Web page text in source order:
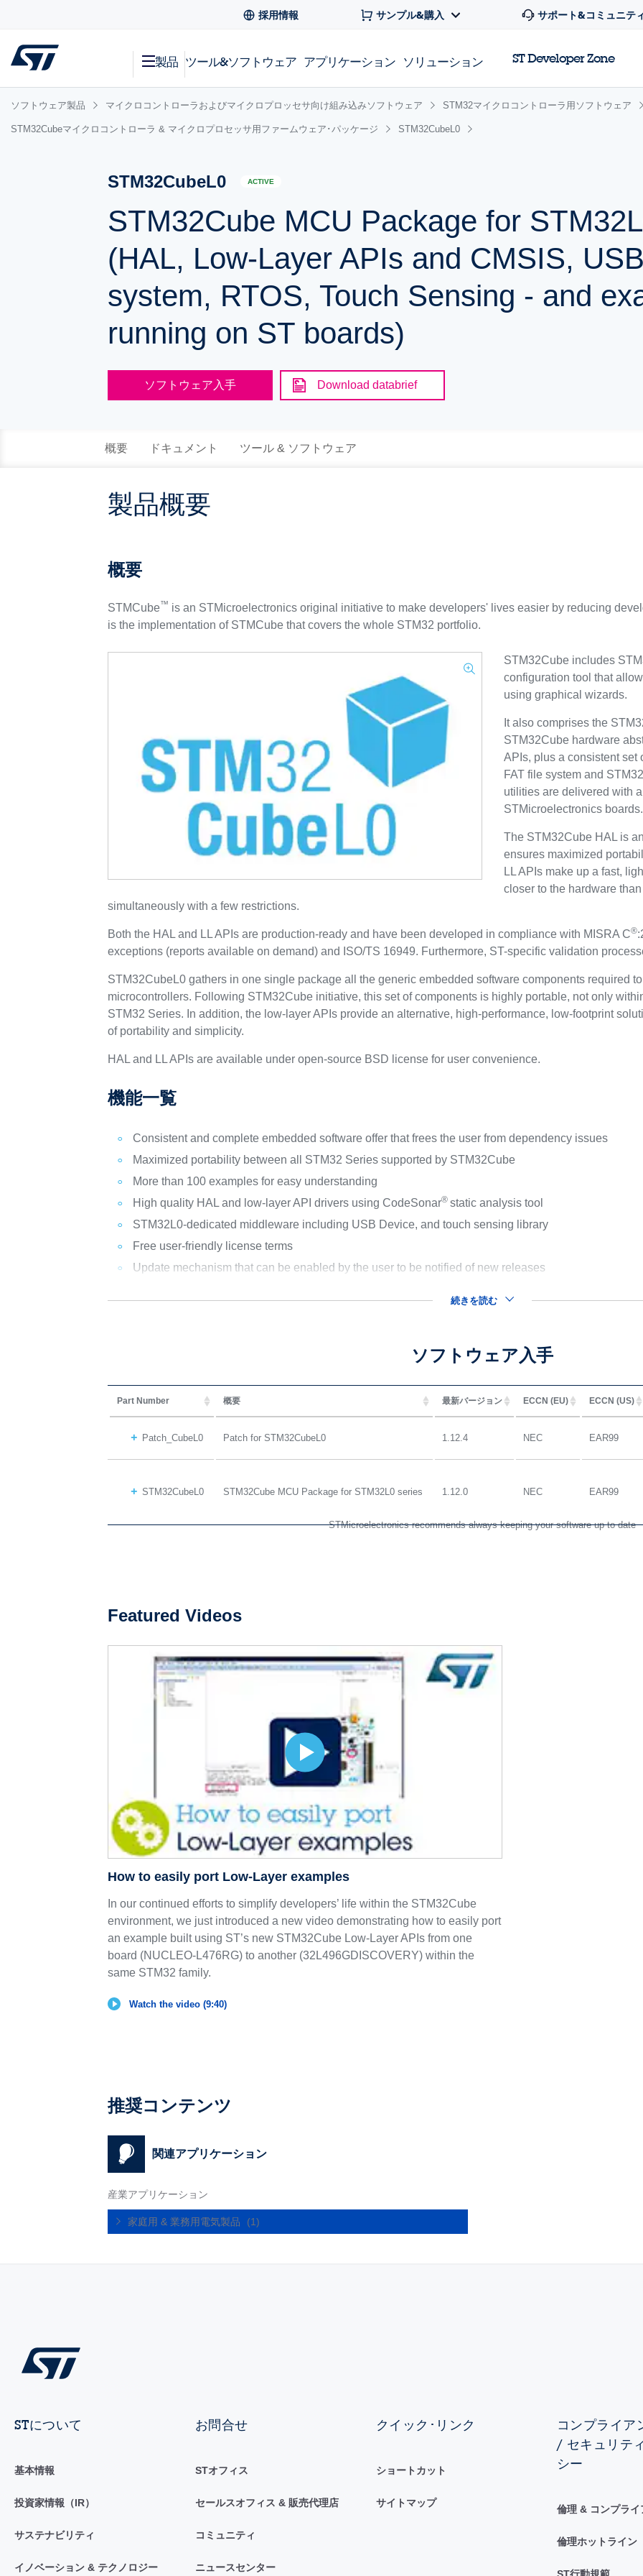
採用情報 サンプル&購入 サポート&コミュニテ
製品 ツール&ソフトウェア アプリケーション ソリューション ST Developer Zone
ソフトウェア製品 マイクロコントローラおよびマイクロプロッセサ向け組み込みソフトウェア STM32マイクロコントローラ用ソフトウェア
STM32Cubeマイクロコントローラ & マイクロプロセッサ用ファームウェア･パッケージ STM32CubeL0
STM32CubeL0 ACTIVE
STM32Cube MCU Package for
(HAL, Low-Layer APIs and CMSIS,
system, RTOS, Touch Sensing - and
running on ST boards)
ソフトウェア入手 Download databrief
概要 ドキュメント ツール & ソフトウェア
製品概要
概要
STMCube™ is an STMicroelectronics original initiative to make developers' lives easier by reducing
is the implementation of STMCube that covers the whole STM32 portfolio.
STM32Cube includes
configuration tool that
using graphical wizards.
It also comprises the
STM32Cube hardware
APIs, plus a consistent set
FAT file system and
utilities are delivered with
STMicroelectronics boards.
The STM32Cube HAL is
ensures maximized
LL APIs make up a fast,
closer to the hardware
simultaneously with a few restrictions.
Both the HAL and LL APIs are production-ready and have been developed in compliance with MISRA C®
exceptions (reports available on demand) and ISO/TS 16949. Furthermore, ST-specific validation
STM32CubeL0 gathers in one single package all the generic embedded software components required
microcontrollers. Following STM32Cube initiative, this set of components is highly portable, not only
STM32 Series. In addition, the low-layer APIs provide an alternative, high-performance, low-footprint
of portability and simplicity.
HAL and LL APIs are available under open-source BSD license for user convenience.
機能一覧
Consistent and complete embedded software offer that frees the user from dependency issues
Maximized portability between all STM32 Series supported by STM32Cube
More than 100 examples for easy understanding
High quality HAL and low-layer API drivers using CodeSonar®static analysis tool
STM32L0-dedicated middleware including USB Device, and touch sensing library
Free user-friendly license terms
Update mechanism that can be enabled by the user to be notified of new releases
続きを読む
ソフトウェア入手
Part Number 概要 最新バージョン ECCN (EU) ECCN (US)
Patch_CubeL0 Patch for STM32CubeL0 1.12.4 NEC EAR99
STM32CubeL0 STM32Cube MCU Package for STM32L0 series 1.12.0 NEC EAR99
STMicroelectronics recommends always keeping your software up to date
Featured Videos
How to easily port Low-Layer examples
In our continued efforts to simplify developers’ life within the STM32Cube
environment, we just introduced a new video demonstrating how to easily port
an example built using ST’s new STM32Cube Low-Layer APIs from one
board (NUCLEO-L476RG) to another (32L496GDISCOVERY) within the
same STM32 family.
Watch the video (9:40)
推奨コンテンツ
関連アプリケーション
産業アプリケーション
家庭用 & 業務用電気製品 (1)
STについて
基本情報
投資家情報（IR）
サステナビリティ
イノベーション & テクノロジー
お問合せ
STオフィス
セールスオフィス & 販売代理店
コミュニティ
ニュースセンター
クイック･リンク
ショートカット
サイトマップ
コンプライア
/ セキュリテ
シー
倫理 & コンプライ
倫理ホットライン